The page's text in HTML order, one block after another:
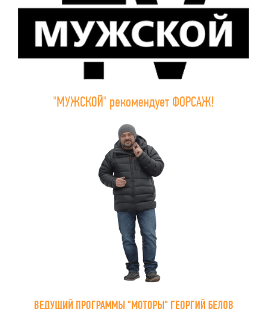
"МУЖСКОЙ" рекомендует ФОРСАЖ!
ВЕДУЩИЙ ПРОГРАММЫ "МОТОРЫ" ГЕОРГИЙ БЕЛОВ